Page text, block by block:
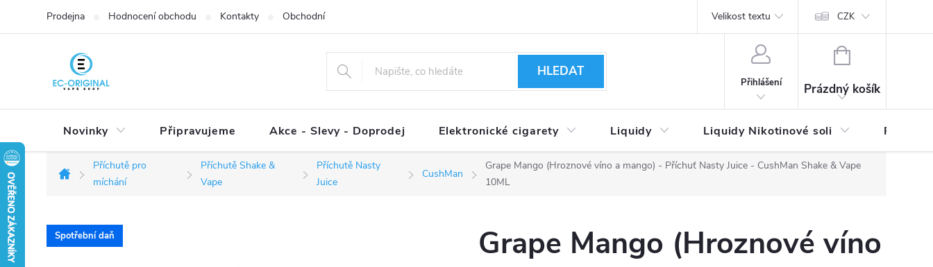
Prodejna Hodnocení obchodu Kontakty Obchodní podmínky Reklamační řád Vrácení zboží a reklamace
Velikost textu CZK
HLEDAT
Přihlášení
NÁKUPNÍ
Prázdný košík
Novinky Připravujeme Akce - Slevy - Doprodej Elektronické cigarety Liquidy Liquidy Nikotinové soli
Domů
Příchutě pro
míchání
Příchutě Shake &
Vape
Příchutě Nasty
Juice
CushMan
Grape Mango (Hroznové víno a mango) - Příchuť Nasty Juice - CushMan Shake & Vape
10ML
Spotřební daň
Grape Mango (Hroznové víno